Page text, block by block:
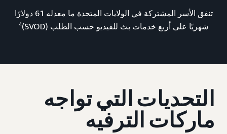
تنفق الأسر المشتركة في الولايات المتحدة ما معدله 61 دولارًا
شهريًا على أربع خدمات بث للفيديو حسب الطلب (SVOD)
4
التحديات التي تواجه
ماركات الترفيه